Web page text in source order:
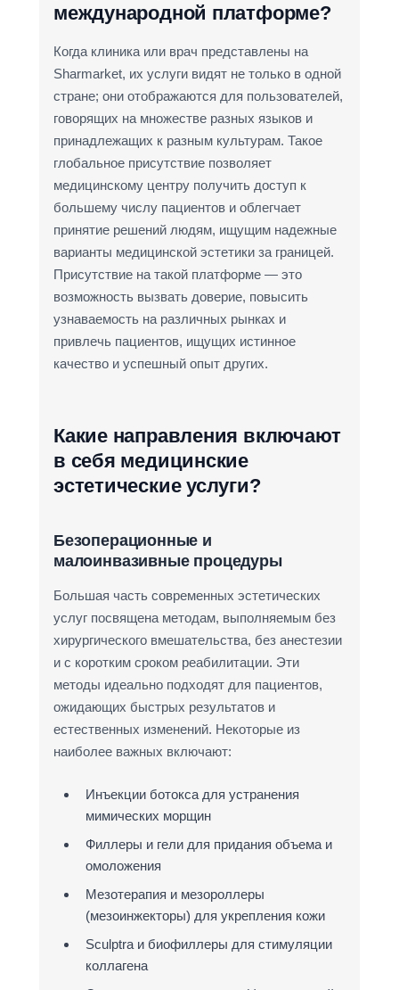
международной платформе?
Когда клиника или врач представлены на
Sharmarket, их услуги видят не только в одной
стране; они отображаются для пользователей,
говорящих на множестве разных языков и
принадлежащих к разным культурам. Такое
глобальное присутствие позволяет
медицинскому центру получить доступ к
большему числу пациентов и облегчает
принятие решений людям, ищущим надежные
варианты медицинской эстетики за границей.
Присутствие на такой платформе — это
возможность вызвать доверие, повысить
узнаваемость на различных рынках и
привлечь пациентов, ищущих истинное
качество и успешный опыт других.
Какие направления включают
в себя медицинские
эстетические услуги?
Безоперационные и
малоинвазивные процедуры
Большая часть современных эстетических
услуг посвящена методам, выполняемым без
хирургического вмешательства, без анестезии
и с коротким сроком реабилитации. Эти
методы идеально подходят для пациентов,
ожидающих быстрых результатов и
естественных изменений. Некоторые из
наиболее важных включают:
Инъекции ботокса для устранения
мимических морщин
Филлеры и гели для придания объема и
омоложения
Мезотерапия и мезороллеры
(мезоинжекторы) для укрепления кожи
Sculptra и биофиллеры для стимуляции
коллагена